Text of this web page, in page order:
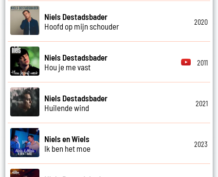
Niels Destadsbader
Hoofd op mijn schouder
2020
Niels Destadsbader
Hou je me vast
2011
Niels Destadsbader
Huilende wind
2021
Niels en Wiels
Ik ben het moe
2023